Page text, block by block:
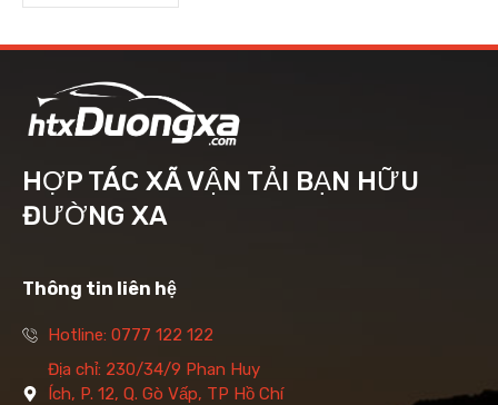
HỢP TÁC XÃ VẬN TẢI BẠN HỮU
ĐƯỜNG XA
Thông tin liên hệ
Hotline: 0777 122 122
Địa chỉ: 230/34/9 Phan Huy
Ích, P. 12, Q. Gò Vấp, TP Hồ Chí